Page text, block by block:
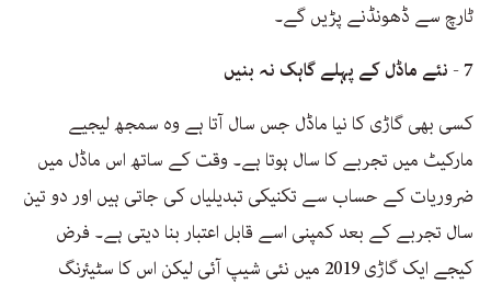
ٹارچ سے ڈھونڈنے پڑیں گے۔
7 - نئے ماڈل کے پہلے گاہک نہ بنیں
کسی بھی گاڑی کا نیا ماڈل جس سال آتا ہے وہ سمجھ لیجیے
مارکیٹ میں تجربے کا سال ہوتا ہے۔ وقت کے ساتھ اس ماڈل میں
ضروریات کے حساب سے تکنیکی تبدیلیاں کی جاتی ہیں اور دو تین
سال تجربے کے بعد کمپنی اسے قابل اعتبار بنا دیتی ہے۔ فرض
کیجے ایک گاڑی 2019 میں نئی شیپ آئی لیکن اس کا سٹیئرنگ